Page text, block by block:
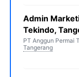
Admin
Tekindo,
PT Anggun Permai
Tangerang